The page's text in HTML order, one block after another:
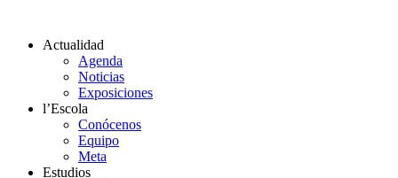
Actualidad
Agenda
Noticias
Exposiciones
l’Escola
Conócenos
Equipo
Meta
Estudios